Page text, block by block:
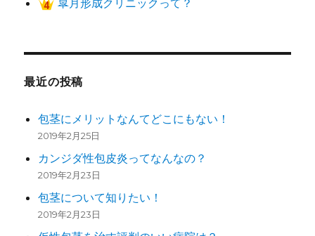
最近の投稿
包茎にメリットなんてどこにもない！
2019年2月25日
カンジダ性包皮炎ってなんなの？
2019年2月23日
包茎について知りたい！
2019年2月23日